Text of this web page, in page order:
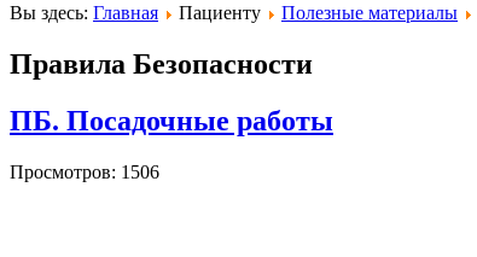
Вы здесь: Главная Пациенту Полезные материалы
Правила Безопасности
ПБ. Посадочные работы
Просмотров: 1506